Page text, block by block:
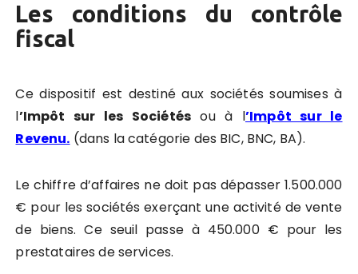
Les conditions du contrôle
fiscal
Ce dispositif est destiné aux sociétés soumises à
l’Impôt sur les Sociétés ou à l’Impôt sur le
Revenu. (dans la catégorie des BIC, BNC, BA).
Le chiffre d’affaires ne doit pas dépasser 1.500.000
€ pour les sociétés exerçant une activité de vente
de biens. Ce seuil passe à 450.000 € pour les
prestataires de services.